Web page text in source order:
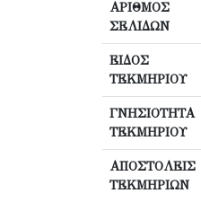
ΑΡΙΘΜΟΣ
ΣΕΛΙΔΩΝ
ΕΙΔΟΣ
ΤΕΚΜΗΡΙΟΥ
ΓΝΗΣΙΟΤΗΤΑ
ΤΕΚΜΗΡΙΟΥ
ΑΠΟΣΤΟΛΕΙΣ
ΤΕΚΜΗΡΙΩΝ